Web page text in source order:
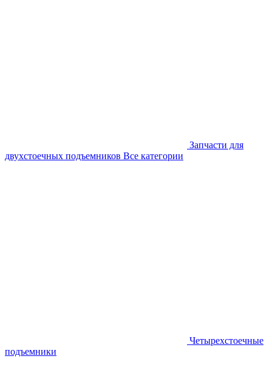
Запчасти для
двухстоечных подъемников Все категории
Четырехстоечные
подъемники